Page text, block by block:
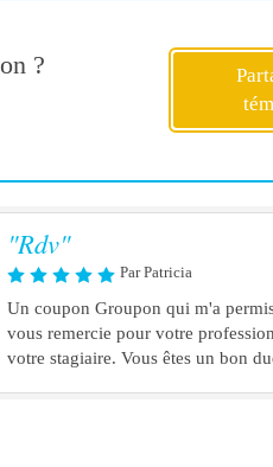
?
"Rdv"
Par Patricia
Un coupon Groupon qui m'a
vous remercie pour votre
votre stagiaire. Vous êtes un bon